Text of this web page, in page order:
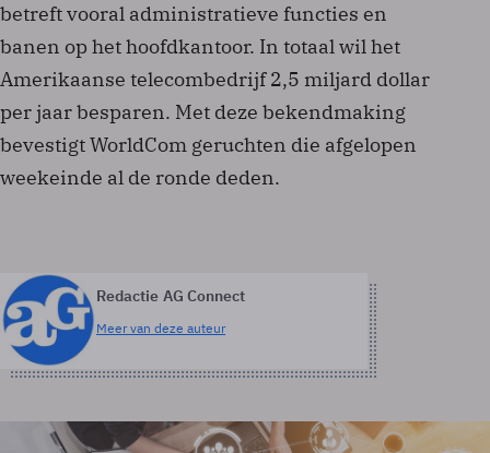
betreft vooral administratieve functies en
banen op het hoofdkantoor. In totaal wil het
Amerikaanse telecombedrijf 2,5 miljard dollar
per jaar besparen. Met deze bekendmaking
bevestigt WorldCom geruchten die afgelopen
weekeinde al de ronde deden.
Redactie AG Connect
Meer van deze auteur